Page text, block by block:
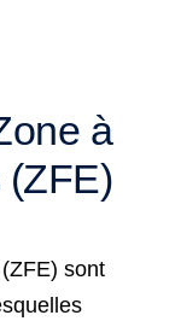
à
(ZFE)
sont